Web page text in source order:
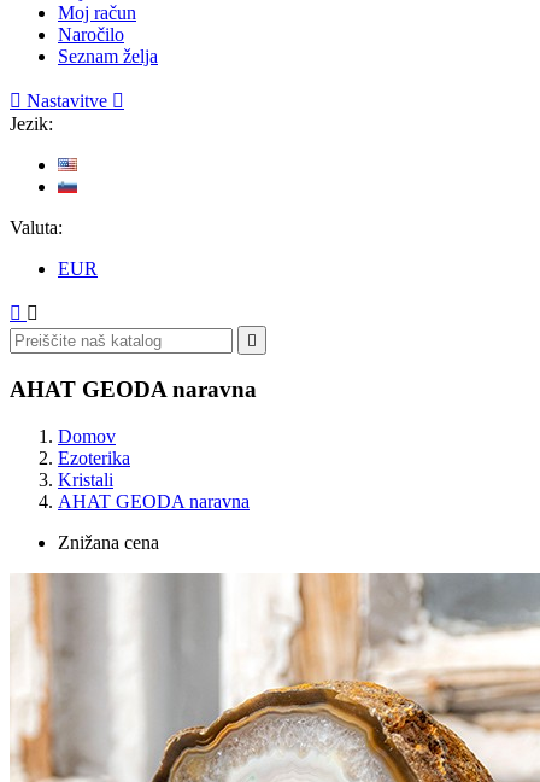
Moj račun
Naročilo
Seznam želja
 Nastavitve 
Jezik:
Valuta:
EUR
 

AHAT GEODA naravna
Domov
Ezoterika
Kristali
AHAT GEODA naravna
Znižana cena